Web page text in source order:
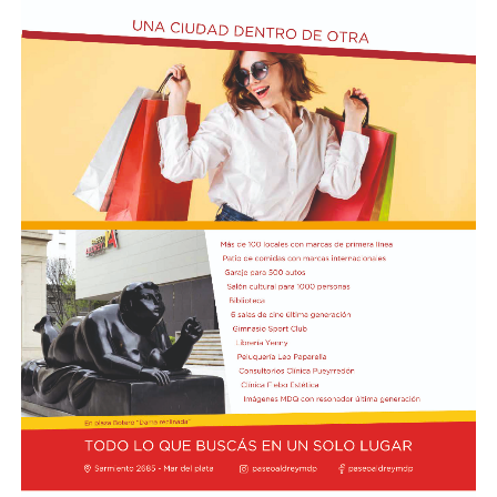
Finalmente, sostuvo que la intervención de la UNESCO
representa un respaldo internacional a los reclamos que
las comunidades costeras vienen realizando desde el
inicio del proyecto y expresó su expectativa de que el
pronunciamiento contribuya a una revisión más
profunda de sus impactos ambientales antes de que las
obras continúen. Radio Encuentro de Viedma
Según la denuncia, durante la manifestación de
organizaciones sociales, sindicales y políticas en las
inmediaciones del Senado, un grupo de manifestantes
arrojó piedras, escombros y otros objetos contundentes
contra los efectivos de las fuerzas federales de seguridad
apostados en el lugar, y que se rompieron baldosas y
bancos públicos para usarlos como proyectiles. También
se registraron daños en estructuras edilicias y en
vehículos policiales.
El Ministerio de Seguridad Nacional solicitó al juzgado
que ordene preservar los registros fílmicos de los
hechos, que se libre oficio al Gobierno porteño y al
Congreso para que informen la totalidad de los daños y
el perjuicio económico, y adelantó que se encuentra
evaluando aportar elementos de prueba adicionales